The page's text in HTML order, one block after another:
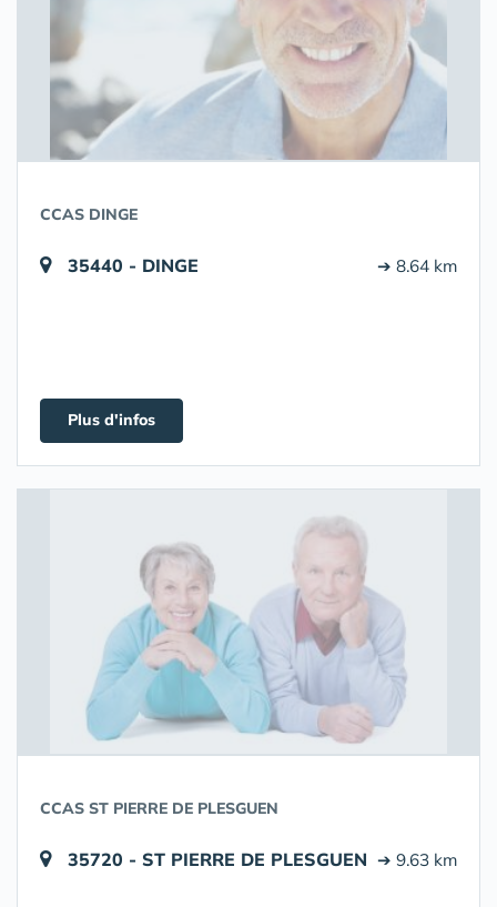
CCAS DINGE
35440 - DINGE ➔ 8.64 km
Plus d'infos
CCAS ST PIERRE DE PLESGUEN
35720 - ST PIERRE DE PLESGUEN ➔ 9.63 km